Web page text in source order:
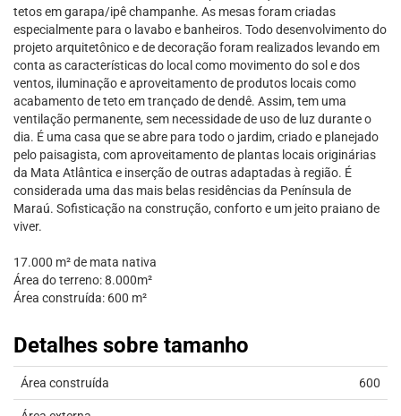
tetos em garapa/ipê champanhe. As mesas foram criadas
especialmente para o lavabo e banheiros. Todo desenvolvimento do
projeto arquitetônico e de decoração foram realizados levando em
conta as características do local como movimento do sol e dos
ventos, iluminação e aproveitamento de produtos locais como
acabamento de teto em trançado de dendê. Assim, tem uma
ventilação permanente, sem necessidade de uso de luz durante o
dia. É uma casa que se abre para todo o jardim, criado e planejado
pelo paisagista, com aproveitamento de plantas locais originárias
da Mata Atlântica e inserção de outras adaptadas à região. É
considerada uma das mais belas residências da Península de
Maraú. Sofisticação na construção, conforto e um jeito praiano de
viver.
17.000 m² de mata nativa
Área do terreno: 8.000m²
Área construída: 600 m²
Detalhes sobre tamanho
Área construída 600